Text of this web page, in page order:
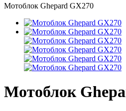
Мотоблок Ghepard GX270
Мотоблок